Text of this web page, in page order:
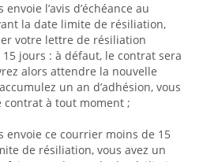
l’avis d’échéance au
la date limite de résiliation,
votre lettre de résiliation
15 jours : à défaut, le contrat sera
alors attendre la nouvelle
un an d’adhésion, vous
à tout moment ;
envoie ce courrier moins de 15
de résiliation, vous avez un